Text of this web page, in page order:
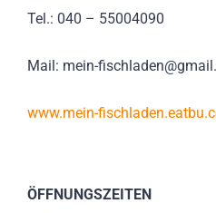
Tel.: 040 – 55004090
Mail: mein-
www.mein-
ÖFFNUNGSZEITEN